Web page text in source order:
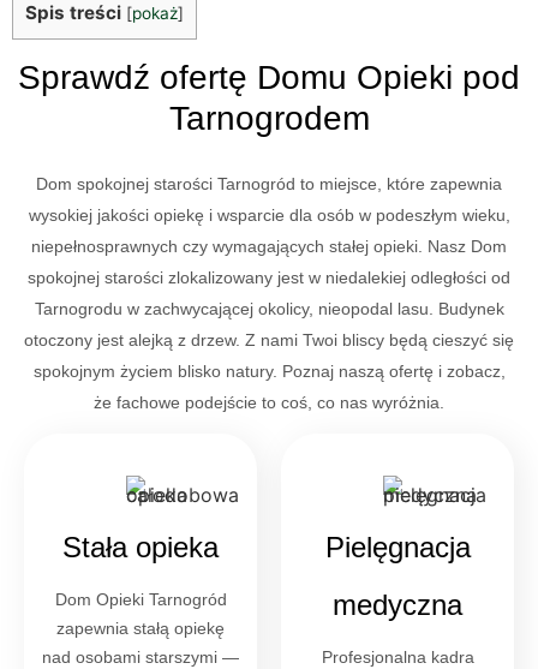
Spis treści [pokaż]
Sprawdź ofertę Domu Opieki pod
Tarnogrodem
Dom spokojnej starości Tarnogród to miejsce, które zapewnia
wysokiej jakości opiekę i wsparcie dla osób w podeszłym wieku,
niepełnosprawnych czy wymagających stałej opieki. Nasz Dom
spokojnej starości zlokalizowany jest w niedalekiej odległości od
Tarnogrodu w zachwycającej okolicy, nieopodal lasu. Budynek
otoczony jest alejką z drzew. Z nami Twoi bliscy będą cieszyć się
spokojnym życiem blisko natury. Poznaj naszą ofertę i zobacz,
że fachowe podejście to coś, co nas wyróżnia.
Stała opieka
Dom Opieki Tarnogród
zapewnia stałą opiekę
nad osobami starszymi —
Pielęgnacja
medyczna
Profesjonalna kadra